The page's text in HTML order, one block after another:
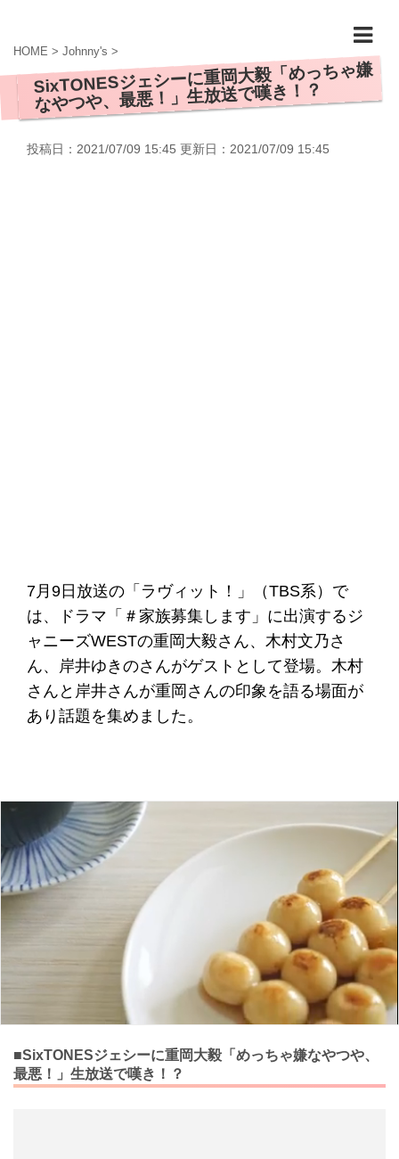
HOME > Johnny's >
SixTONESジェシーに重岡大毅「めっちゃ嫌
なやつや、最悪！」生放送で嘆き！？
投稿日：2021/07/09 15:45 更新日： 2021/07/09 15:45
7月9日放送の「ラヴィット！」（TBS系）で
は、ドラマ「＃家族募集します」に出演するジ
ャニーズWESTの重岡大毅さん、木村文乃さ
ん、岸井ゆきのさんがゲストとして登場。木村
さんと岸井さんが重岡さんの印象を語る場面が
あり話題を集めました。
■SixTONESジェシーに重岡大毅「めっちゃ嫌なやつや、
最悪！」生放送で嘆き！？